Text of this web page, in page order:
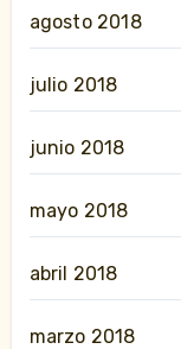
agosto 2018
julio 2018
junio 2018
mayo 2018
abril 2018
marzo 2018